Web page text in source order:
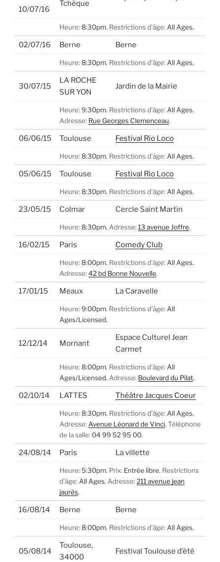
10/07/16
Tchèque
Heure: 8:30pm. Restrictions d’âge: All Ages.
02/07/16 Berne Berne
Heure: 8:30pm. Restrictions d’âge: All Ages.
30/07/15
LA ROCHE
SUR YON
Jardin de la Mairie
Heure: 9:30pm. Restrictions d’âge: All Ages.
Adresse: Rue Georges Clemenceau.
06/06/15 Toulouse Festival Rio Loco
Heure: 8:30pm. Restrictions d’âge: All Ages.
05/06/15 Toulouse Festival Rio Loco
Heure: 8:30pm. Restrictions d’âge: All Ages.
23/05/15 Colmar Cercle Saint Martin
Heure: 8:30pm. Adresse: 13 avenue Joffre.
16/02/15 Paris Comedy Club
Heure: 8:00pm. Restrictions d’âge: All Ages.
Adresse: 42 bd Bonne Nouvelle.
17/01/15 Meaux La Caravelle
Heure: 9:00pm. Restrictions d’âge: All
Ages/Licensed.
12/12/14 Mornant
Espace Culturel Jean
Carmet
Heure: 8:00pm. Restrictions d’âge: All
Ages/Licensed. Adresse: Boulevard du Pilat.
02/10/14 LATTES Théâtre Jacques Coeur
Heure: 8:30pm. Restrictions d’âge: All Ages.
Adresse: Avenue Léonard de Vinci. Téléphone
de la salle: 04 99 52 95 00.
24/08/14 Paris La villette
Heure: 5:30pm. Prix: Entrée libre. Restrictions
d’âge: All Ages. Adresse: 211 avenue jean
jaurès.
16/08/14 Berne Berne
Heure: 8:00pm. Restrictions d’âge: All Ages.
05/08/14
Toulouse,
34000
Festival Toulouse d’été